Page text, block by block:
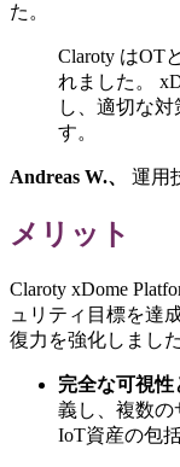
た。
Claroty はOT
れました。
し、適切な
す。
Andreas W.、 運用
メリット
Claroty xDome
ュリティ目標を達
復力を強化しました
完全な可視性
義し、複数の
IoT資産の包